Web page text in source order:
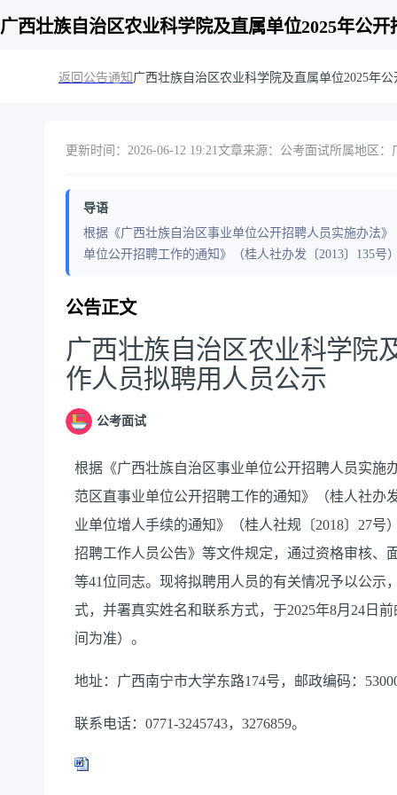
广西壮族自治区农业科学院及直属单位2025年公
返回公告通知 广西壮族自治区农业科学院及直属单位2025年
更新时间：2026-06-12 19:21文章来源：公考面试所属地区：
导语
根据《广西壮族自治区事业单位公开招聘人员实施办法
单位公开招聘工作的通知》（桂人社办发〔2013〕135号
公告正文
广西壮族自治区农业科学院
作人员拟聘用人员公示
公考面试
根据《广西壮族自治区事业单位公开招聘人员实施
范区直事业单位公开招聘工作的通知》（桂人社办
业单位增人手续的通知》（桂人社规〔2018〕27
招聘工作人员公告》等文件规定，通过资格审核、
等41位同志。现将拟聘用人员的有关情况予以公示
式，并署真实姓名和联系方式，于2025年8月24日
间为准）。
地址：广西南宁市大学东路174号，邮政编码：
联系电话：0771-3245743，3276859。